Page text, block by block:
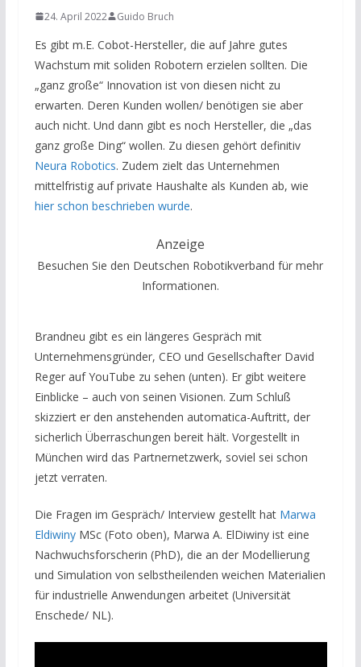
24. April 2022 Guido Bruch
Es gibt m.E. Cobot-Hersteller, die auf Jahre gutes
Wachstum mit soliden Robotern erzielen sollten. Die
„ganz große“ Innovation ist von diesen nicht zu
erwarten. Deren Kunden wollen/ benötigen sie aber
auch nicht. Und dann gibt es noch Hersteller, die „das
ganz große Ding“ wollen. Zu diesen gehört definitiv
Neura Robotics. Zudem zielt das Unternehmen
mittelfristig auf private Haushalte als Kunden ab, wie
hier schon beschrieben wurde.
Anzeige
Besuchen Sie den Deutschen Robotikverband für mehr
Informationen.
Brandneu gibt es ein längeres Gespräch mit
Unternehmensgründer, CEO und Gesellschafter David
Reger auf YouTube zu sehen (unten). Er gibt weitere
Einblicke – auch von seinen Visionen. Zum Schluß
skizziert er den anstehenden automatica-Auftritt, der
sicherlich Überraschungen bereit hält. Vorgestellt in
München wird das Partnernetzwerk, soviel sei schon
jetzt verraten.
Die Fragen im Gespräch/ Interview gestellt hat Marwa
EldiwinyMSc (Foto oben), Marwa A. ElDiwiny ist eine
Nachwuchsforscherin (PhD), die an der Modellierung
und Simulation von selbstheilenden weichen Materialien
für industrielle Anwendungen arbeitet (Universität
Enschede/ NL).